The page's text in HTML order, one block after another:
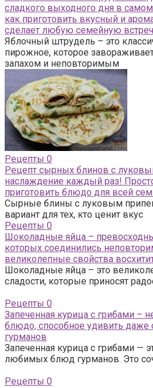
сладкого выходного дня в
как приготовить вкусный и
сделает любую семейную
Яблочный штрудель – это
пирожное, которое
запахом и неповторимым
Рецепты 0
Рецепт сырных блинов с
наслаждение каждый раз!
приготовить блюдо для всей
Сырные блины с луковым
вариант для тех, кто ценит вкус
Рецепты 0
Шоколадные яйца –
которых соединились
великолепные свойства
Шоколадные яйца – это
сладости, которые приносят
Рецепты 0
Запеченная курица с грибами –
блюдо, способное удивить даже
гурманов
Запеченная курица с грибами —
любимых блюд гурманов. Это
Рецепты 0